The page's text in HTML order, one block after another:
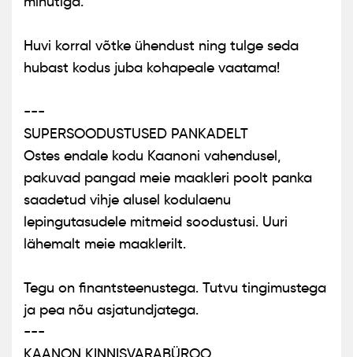
Huvi korral võtke ühendust ning tulge seda
hubast kodus juba kohapeale vaatama!
---
SUPERSOODUSTUSED PANKADELT
Ostes endale kodu Kaanoni vahendusel,
pakuvad pangad meie maakleri poolt panka
saadetud vihje alusel kodulaenu
lepingutasudele mitmeid soodustusi. Uuri
lähemalt meie maaklerilt.
Tegu on finantsteenustega. Tutvu tingimustega
ja pea nõu asjatundjatega.
---